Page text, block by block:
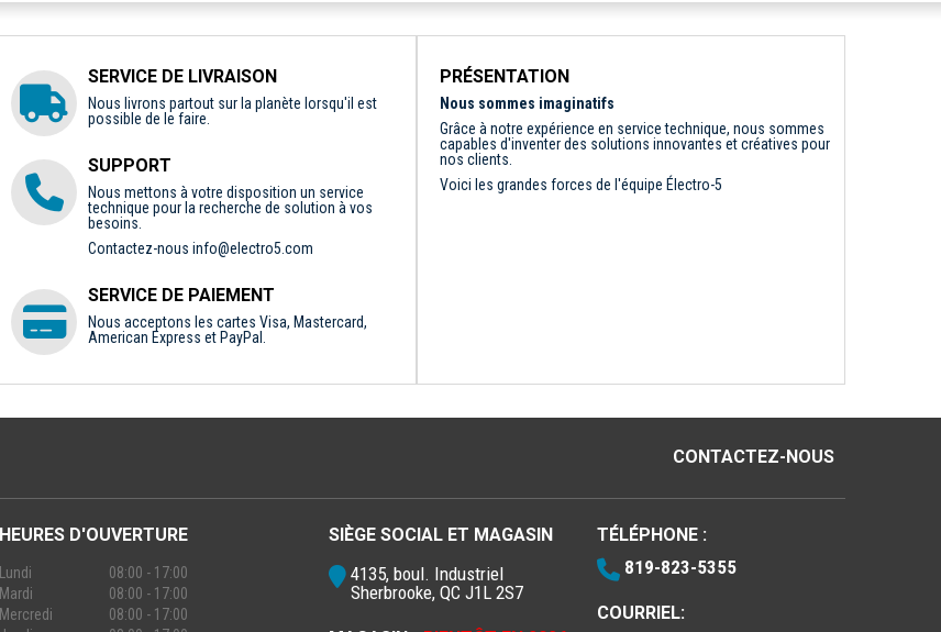
SERVICE DE LIVRAISON
Nous livrons partout sur la planète lorsqu'il est
possible de le faire.
SUPPORT
Nous mettons à votre disposition un service
technique pour la recherche de solution à vos
besoins.
Contactez-nous info@electro5.com
SERVICE DE PAIEMENT
Nous acceptons les cartes Visa, Mastercard,
American Express et PayPal.
PRÉSENTATION
Nous sommes imaginatifs
Grâce à notre expérience en service technique, nous sommes
capables d'inventer des solutions innovantes et créatives pour
nos clients.
Voici les grandes forces de l'équipe Électro-5
CONTACTEZ-NOUS
HEURES D'OUVERTURE
Lundi
08:00 - 17:00
Mardi
08:00 - 17:00
Mercredi
08:00 - 17:00
SIÈGE SOCIAL ET MAGASIN
4135, boul. Industriel
Sherbrooke, QC J1L 2S7
TÉLÉPHONE :
819-823-5355
COURRIEL: